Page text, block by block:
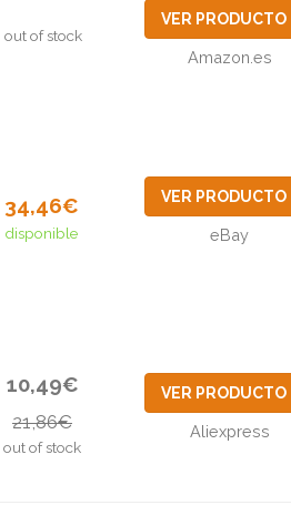
out of stock
VER PRODUCTO
Amazon.es
34,46€
disponible
VER PRODUCTO
eBay
10,49€
21,86€
out of stock
VER PRODUCTO
Aliexpress